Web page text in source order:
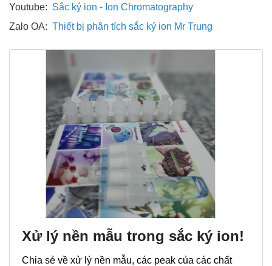
Youtube: Sắc ký ion - Ion Chromatography
Zalo OA: Thiết bị phân tích sắc ký ion Mr Trung
Xử lý nền mẫu trong sắc ký ion!
Chia sẻ về xử lý nền mẫu, các peak của các chất